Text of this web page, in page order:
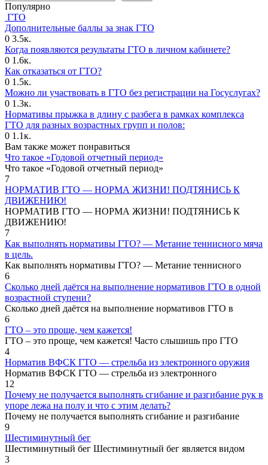
Популярно
ГТО
Дополнительные баллы за знак ГТО
0 3.5к.
Когда появляются результаты ГТО в личном кабинете?
0 1.6к.
Как отказаться от ГТО?
0 1.5к.
Можно ли участвовать в ГТО без регистрации на Госуслугах?
0 1.3к.
Нормативы прыжка в длину с разбега в рамках комплекса
ГТО для разных возрастных групп и полов:
0 1.1к.
Вам также может понравиться
Что такое «Годовой отчетный период»
Что такое «Годовой отчетный период»
7
НОРМАТИВ ГТО — НОРМА ЖИЗНИ! ПОДТЯНИСЬ К
ДВИЖЕНИЮ!
НОРМАТИВ ГТО — НОРМА ЖИЗНИ! ПОДТЯНИСЬ К
ДВИЖЕНИЮ!
7
Как выполнять нормативы ГТО? — Метание теннисного мяча
в цель.
Как выполнять нормативы ГТО? — Метание теннисного
6
Сколько дней даётся на выполнение нормативов ГТО в одной
возрастной ступени?
Сколько дней даётся на выполнение нормативов ГТО в
6
ГТО – это проще, чем кажется!
ГТО – это проще, чем кажется! Часто слышишь про ГТО
4
Норматив ВФСК ГТО — стрельба из электронного оружия
Норматив ВФСК ГТО — стрельба из электронного
12
Почему не получается выполнять сгибание и разгибание рук в
упоре лежа на полу и что с этим делать?
Почему не получается выполнять сгибание и разгибание
9
Шестиминутный бег
Шестиминутный бег Шестиминутный бег является видом
3